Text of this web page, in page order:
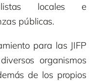
locales e
públicas.
para las JIFP
organismos
de los propios